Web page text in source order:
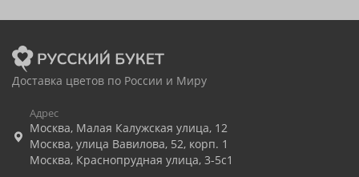
Доставка цветов по России и Миру
Адрес
Москва, Малая Калужская улица, 12
Москва, улица Вавилова, 52, корп. 1
Москва, Краснопрудная улица, 3-5с1